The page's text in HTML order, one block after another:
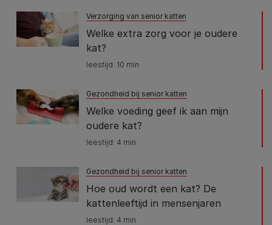
Verzorging van senior katten
Welke extra zorg voor je oudere
kat?
leestijd: 10 min
Gezondheid bij senior katten
Welke voeding geef ik aan mijn
oudere kat?
leestijd: 4 min
Gezondheid bij senior katten
Hoe oud wordt een kat? De
kattenleeftijd in mensenjaren
leestijd: 4 min